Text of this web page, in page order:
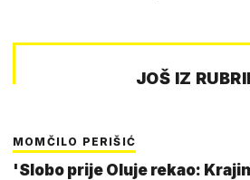
JOŠ IZ
MOMČILO PERIŠIĆ
'Slobo prije Oluje rekao: